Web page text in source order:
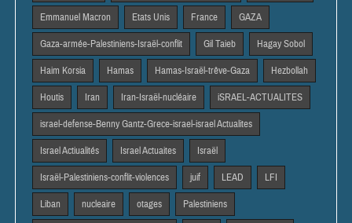
Emmanuel Macron Etats Unis France GAZA
Gaza-armée-Palestiniens-Israël-conflit Gil Taieb Hagay Sobol
Haim Korsia Hamas Hamas-Israël-trêve-Gaza Hezbollah
Houtis Iran Iran-Israël-nucléaire iSRAEL-ACTUALITES
israel-defense-Benny Gantz-Grece-israel-israel Actualites
Israel Actiualités Israel Actuaites Israël
Israël-Palestiniens-conflit-violences juif LEAD LFI
Liban nucleaire otages Palestiniens